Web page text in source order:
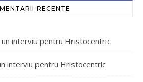
RECENTE
interviu pentru Hristocentric
interviu pentru Hristocentric